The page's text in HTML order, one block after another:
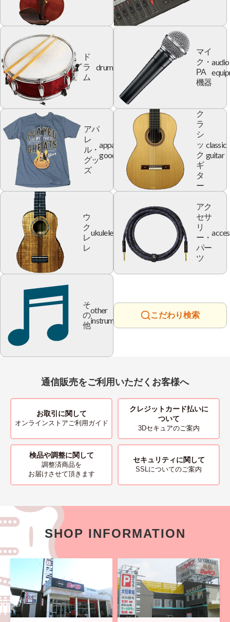
ド
ラ
ム
drum
マイ
ク・
PA
機器
audio
アパ
レ
ル・
グッ
ズ
apparel
goods
ク
ラ
シ
ッ
ク
ギ
タ
ー
classic
guitar
ウ
ク
レ
レ
ukulele
アク
セサ
リ
ー・
パー
ツ
そ
の
他
other
instrument
こだわり検索
通信販売をご利用いただくお客様へ
お取引に関して
オンラインストアご利用ガイド
クレジットカード払いに
ついて
3Dセキュアのご案内
検品や調整に関して
調整済商品を
お届けさせて頂きます
セキュリティに関して
SSLについてのご案内
SHOP INFORMATION